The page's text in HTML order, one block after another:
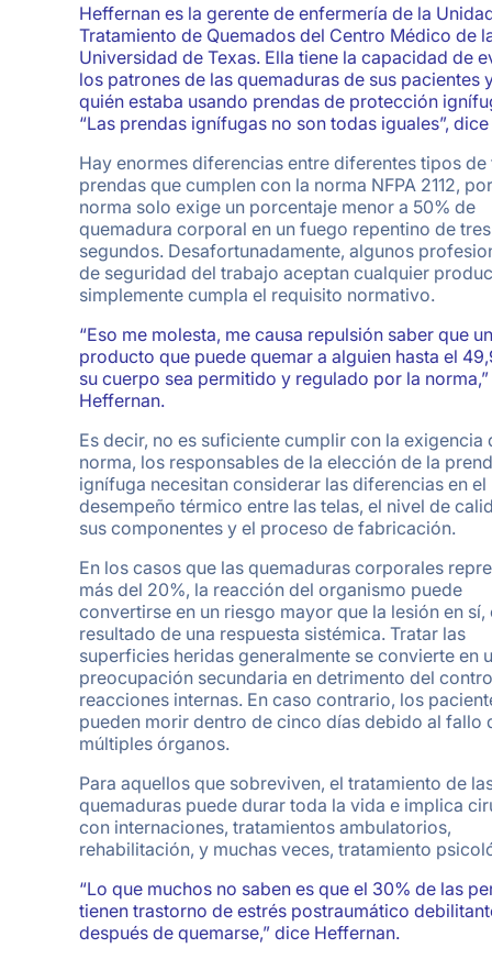
Heffernan es la gerente de enfermería de la
Tratamiento de Quemados del Centro Médico de
Universidad de Texas. Ella tiene la capacidad de
los patrones de las quemaduras de sus pacientes
quién estaba usando prendas de protección
“Las prendas ignífugas no son todas iguales”,
Hay enormes diferencias entre diferentes tipos de
prendas que cumplen con la norma NFPA 2112,
norma solo exige un porcentaje menor a 50% de
quemadura corporal en un fuego repentino de tres
segundos. Desafortunadamente, algunos
de seguridad del trabajo aceptan cualquier
simplemente cumpla el requisito normativo.
“Eso me molesta, me causa repulsión saber que un
producto que puede quemar a alguien hasta el
su cuerpo sea permitido y regulado por la
Heffernan.
Es decir, no es suficiente cumplir con la exigencia
norma, los responsables de la elección de la
ignífuga necesitan considerar las diferencias en el
desempeño térmico entre las telas, el nivel de
sus componentes y el proceso de fabricación.
En los casos que las quemaduras corporales
más del 20%, la reacción del organismo puede
convertirse en un riesgo mayor que la lesión en sí,
resultado de una respuesta sistémica. Tratar las
superficies heridas generalmente se convierte en
preocupación secundaria en detrimento del
reacciones internas. En caso contrario, los
pueden morir dentro de cinco días debido al fallo
múltiples órganos.
Para aquellos que sobreviven, el tratamiento de
quemaduras puede durar toda la vida e implica
con internaciones, tratamientos ambulatorios,
rehabilitación, y muchas veces, tratamiento
“Lo que muchos no saben es que el 30% de las
tienen trastorno de estrés postraumático
después de quemarse,” dice Heffernan.